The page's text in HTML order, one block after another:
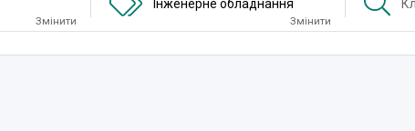
Змінити
Інженерне обладнання
Змінити